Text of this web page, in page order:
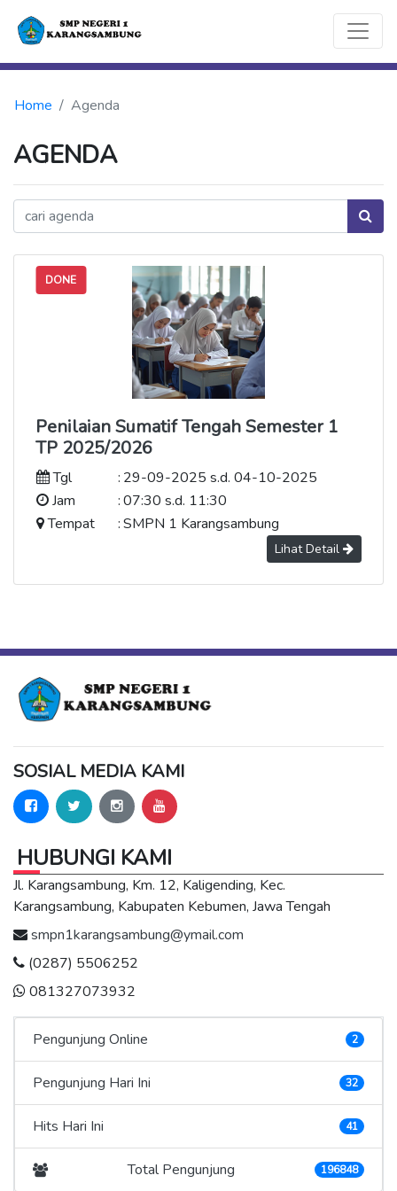
Home Agenda
AGENDA
DONE
Penilaian Sumatif Tengah Semester 1
TP 2025/2026
Tgl : 29-09-2025 s.d. 04-10-2025
Jam
:07:30 s.d. 11:30
Tempat
:SMPN 1 Karangsambung
Lihat Detail
SOSIAL MEDIA KAMI
HUBUNGI KAMI
Jl. Karangsambung, Km. 12, Kaligending, Kec.
Karangsambung, Kabupaten Kebumen, Jawa Tengah
smpn1karangsambung@ymail.com
(0287) 5506252
081327073932
Pengunjung Online 2
Pengunjung Hari Ini 32
Hits Hari Ini 41
Total Pengunjung 196848